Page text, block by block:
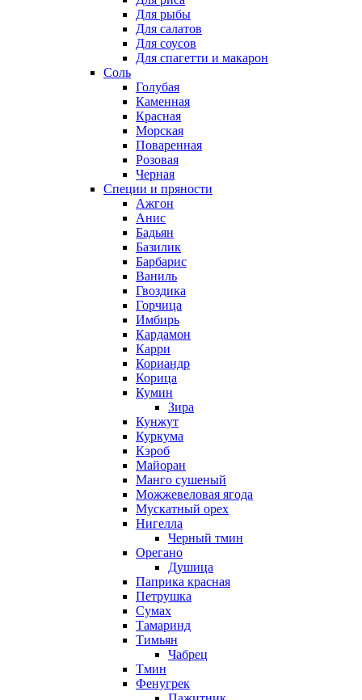
Для рыбы
Для салатов
Для соусов
Для спагетти и макарон
Соль
Голубая
Каменная
Красная
Морская
Поваренная
Розовая
Черная
Специи и пряности
Ажгон
Анис
Бадьян
Базилик
Барбарис
Ваниль
Гвоздика
Горчица
Имбирь
Кардамон
Карри
Кориандр
Корица
Кумин
Зира
Кунжут
Куркума
Кэроб
Майоран
Манго сушеный
Можжевеловая ягода
Мускатный орех
Нигелла
Черный тмин
Орегано
Душица
Паприка красная
Петрушка
Сумах
Тамаринд
Тимьян
Чабрец
Тмин
Фенугрек